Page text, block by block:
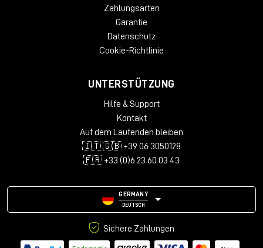
Zahlungsarten
Garantie
Datenschutz
Cookie-Richtlinie
UNTERSTÜTZUNG
Hilfe & Support
Kontakt
Auf dem Laufenden bleiben
🇮🇹 🇬🇧 +39 06 3050128
🇫🇷 +33 (0)6 23 60 03 43
GERMANY
DEUTSCH
Sichere Zahlungen